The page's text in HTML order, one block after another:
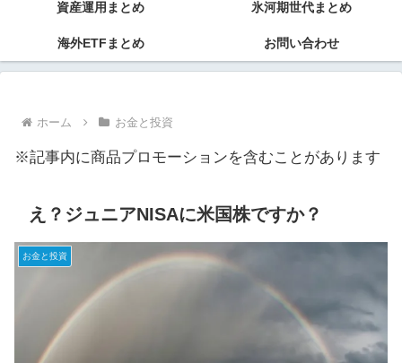
資産運用まとめ 氷河期世代まとめ
海外ETFまとめ お問い合わせ
ホーム お金と投資
※記事内に商品プロモーションを含むことがあります
え？ジュニアNISAに米国株ですか？
お金と投資